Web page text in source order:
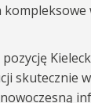
skutecznie